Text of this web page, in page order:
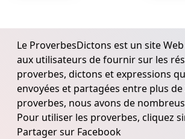
Le ProverbesDictons est un site
aux utilisateurs de fournir sur les
proverbes, dictons et expressions
envoyées et partagées entre plus de
proverbes, nous avons de
Pour utiliser les proverbes, cliquez
Partager sur Facebook